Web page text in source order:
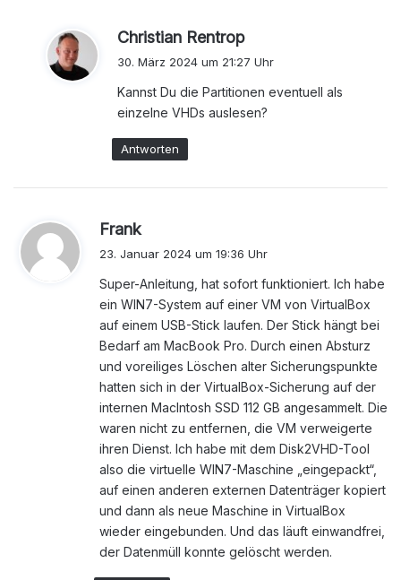
Christian Rentrop
t
:
30. März 2024 um 21:27 Uhr
Kannst Du die Partitionen eventuell als
einzelne VHDs auslesen?
Antworten
Frank
t
:
23. Januar 2024 um 19:36 Uhr
Super-Anleitung, hat sofort funktioniert. Ich habe
ein WIN7-System auf einer VM von VirtualBox
auf einem USB-Stick laufen. Der Stick hängt bei
Bedarf am MacBook Pro. Durch einen Absturz
und voreiliges Löschen alter Sicherungspunkte
hatten sich in der VirtualBox-Sicherung auf der
internen MacIntosh SSD 112 GB angesammelt. Die
waren nicht zu entfernen, die VM verweigerte
ihren Dienst. Ich habe mit dem Disk2VHD-Tool
also die virtuelle WIN7-Maschine „eingepackt“,
auf einen anderen externen Datenträger kopiert
und dann als neue Maschine in VirtualBox
wieder eingebunden. Und das läuft einwandfrei,
der Datenmüll konnte gelöscht werden.